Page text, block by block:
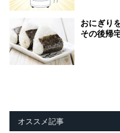
おにぎり
その後帰
オススメ記事